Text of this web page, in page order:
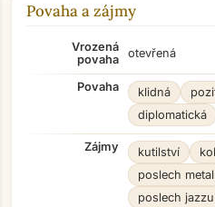
Povaha a zájmy
Vrozená
povaha
otevřená
Povaha klidná
diplomatická
Zájmy kutilství
poslech
poslech jazzu